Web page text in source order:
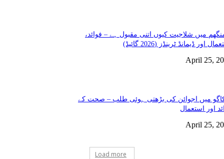
میں شلاجیت کیوں اتنی مقبول ہے – فوائد،
اور ڈیمانڈ ٹرینڈز (2026 گائیڈ)
April 25,
میں اجوائن کی بڑھتی ہوئی طلب – صحت کے
اور استعمال
April 25,
Load more